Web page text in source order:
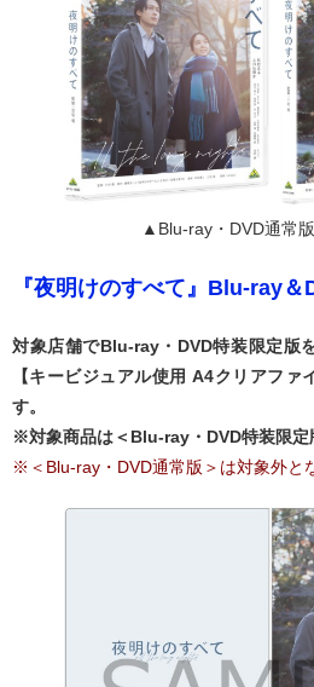
▲Blu-ray・DVD通常
『夜明けのすべて』Blu-ray
対象店舗でBlu-ray・DVD特装限定版
【キービジュアル使用 A4クリアファ
す。
※対象商品は＜Blu-ray・DVD特装限定
※＜Blu-ray・DVD通常版＞は対象外と